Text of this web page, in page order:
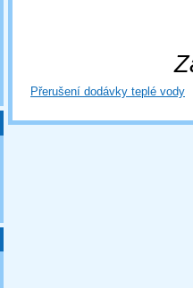
Přerušení dodávky teplé vody